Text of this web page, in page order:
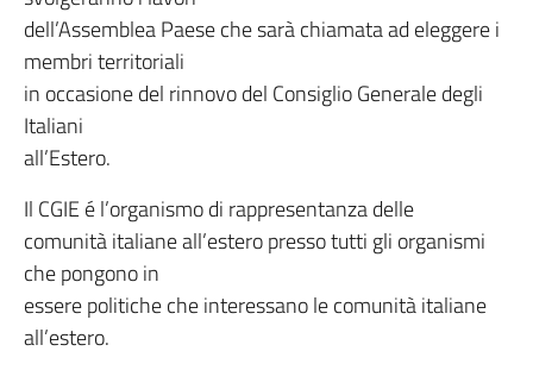
dell’Assemblea Paese che sarà chiamata ad eleggere i
membri territoriali
in occasione del rinnovo del Consiglio Generale degli
Italiani
all’Estero.
Il CGIE é l’organismo di rappresentanza delle
comunità italiane all’estero presso tutti gli organismi
che pongono in
essere politiche che interessano le comunità italiane
all’estero.